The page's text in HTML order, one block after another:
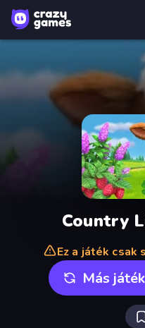
Country
Ez a játék csak
Más